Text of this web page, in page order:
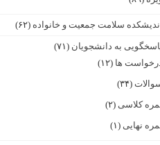
اندیشکده سلامت جمعیت و خانواده (۶۲)
به دانشجویان (۷۱)
ها (۱۲)
(۳۴)
کلاسی (۲)
نهایی (۱)